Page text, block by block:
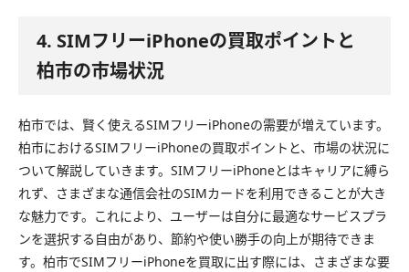
4. SIMフリーiPhoneの買取ポイントと
柏市の市場状況
柏市では、賢く使えるSIMフリーiPhoneの需要が増えています。
柏市におけるSIMフリーiPhoneの買取ポイントと、市場の状況に
ついて解説していきます。SIMフリーiPhoneとはキャリアに縛ら
れず、さまざまな通信会社のSIMカードを利用できることが大き
な魅力です。これにより、ユーザーは自分に最適なサービスプラ
ンを選択する自由があり、節約や使い勝手の向上が期待できま
す。柏市でSIMフリーiPhoneを買取に出す際には、さまざまな要